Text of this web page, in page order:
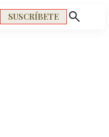
SUSCRÍBETE
Mostrar